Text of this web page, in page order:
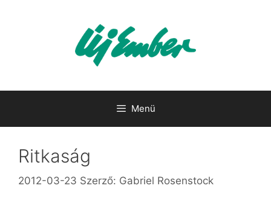
Menü
Ritkaság
2012-03-23 Szerző: Gabriel Rosenstock